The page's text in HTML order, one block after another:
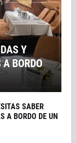
Y
BORDO
SABER
A BORDO DE UN